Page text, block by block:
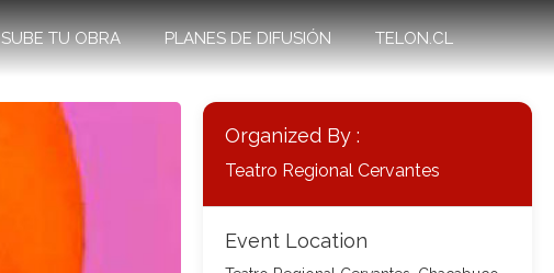
SUBE TU OBRA PLANES DE DIFUSIÓN TELON.CL
Organized By :
Teatro Regional Cervantes
Event Location